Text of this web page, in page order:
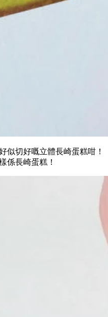
似切好嘅立體長崎蛋糕咁！
係長崎蛋糕！